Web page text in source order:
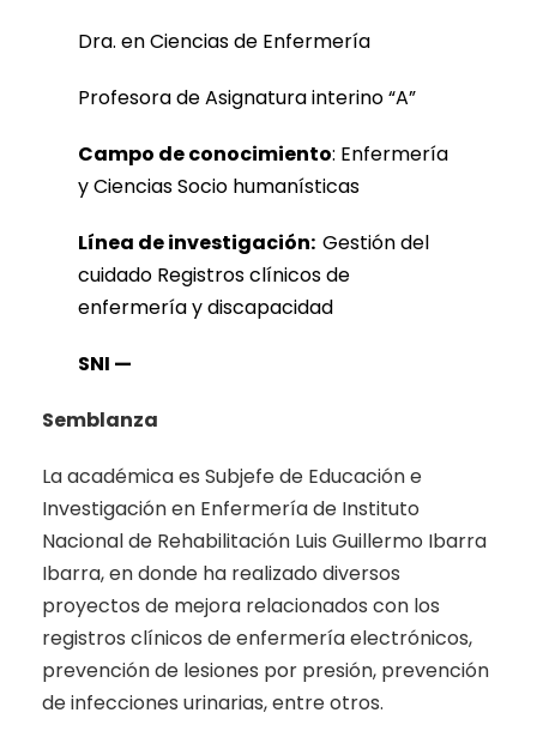
Dra. en Ciencias de Enfermería
Profesora de Asignatura interino “A”
Campo de conocimiento: Enfermería
y Ciencias Socio humanísticas
Línea deinvestigación: Gestión del
cuidado Registros clínicos de
enfermería y discapacidad
SNI —
Semblanza
La académica es Subjefe de Educación e
Investigación en Enfermería de Instituto
Nacional de Rehabilitación Luis Guillermo Ibarra
Ibarra, en donde ha realizado diversos
proyectos de mejora relacionados con los
registros clínicos de enfermería electrónicos,
prevención de lesiones por presión, prevención
de infecciones urinarias, entre otros.